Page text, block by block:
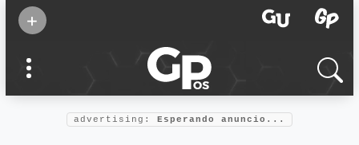
+
confianza
Foro salud
advertising: Esperando anuncio...